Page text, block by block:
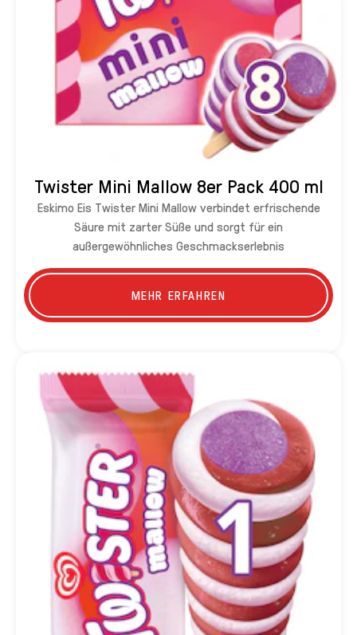
Twister Mini Mallow 8er Pack 400 ml
Eskimo Eis Twister Mini Mallow verbindet erfrischende
Säure mit zarter Süße und sorgt für ein
außergewöhnliches Geschmackserlebnis
MEHR ERFAHREN